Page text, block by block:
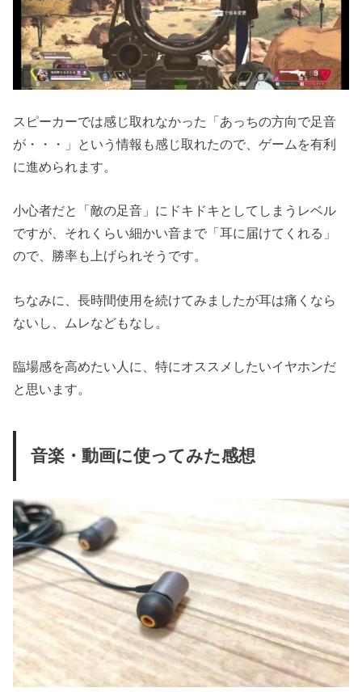
スピーカーでは感じ取れなかった「あっちの方向で足音
が・・・」という情報も感じ取れたので、ゲームを有利
に進められます。
小心者だと「敵の足音」にドキドキとしてしまうレベル
ですが、それくらい細かい音まで「耳に届けてくれる」
ので、勝率も上げられそうです。
ちなみに、長時間使用を続けてみましたが耳は痛くなら
ないし、ムレなどもなし。
臨場感を高めたい人に、特にオススメしたいイヤホンだ
と思います。
音楽・動画に使ってみた感想